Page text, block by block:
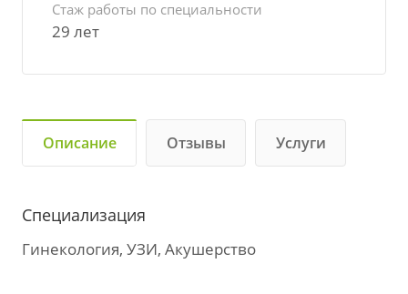
Стаж работы по специальности
29 лет
Описание Отзывы Услуги
Специализация
Гинекология, УЗИ, Акушерство